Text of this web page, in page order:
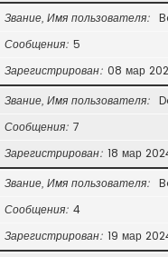
Звание, Имя пользователя
Сообщения 5
Зарегистрирован 08 мар
Звание, Имя пользователя
Сообщения 7
Зарегистрирован 18 мар
Звание, Имя пользователя
Сообщения 4
Зарегистрирован 19 мар